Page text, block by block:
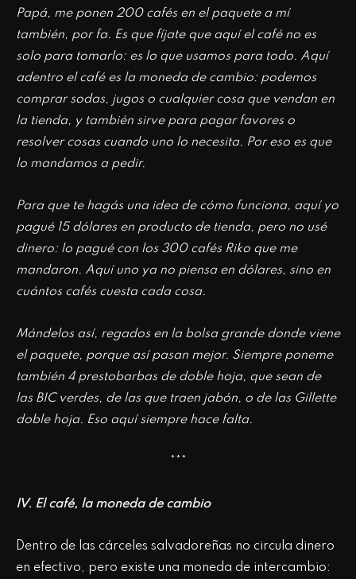
Papá, me ponen 200 cafés en el paquete a mí
también, por fa. Es que fíjate que aquí el café no es
solo para tomarlo: es lo que usamos para todo. Aquí
adentro el café es la moneda de cambio: podemos
comprar sodas, jugos o cualquier cosa que vendan en
la tienda, y también sirve para pagar favores o
resolver cosas cuando uno lo necesita. Por eso es que
lo mandamos a pedir.
Para que te hagás una idea de cómo funciona, aquí yo
pagué 15 dólares en producto de tienda, pero no usé
dinero: lo pagué con los 300 cafés Riko que me
mandaron. Aquí uno ya no piensa en dólares, sino en
cuántos cafés cuesta cada cosa.
Mándelos así, regados en la bolsa grande donde viene
el paquete, porque así pasan mejor. Siempre poneme
también 4 prestobarbas de doble hoja, que sean de
las BIC verdes, de las que traen jabón, o de las Gillette
doble hoja. Eso aquí siempre hace falta.
***
IV. El café, la moneda de cambio
Dentro de las cárceles salvadoreñas no circula dinero
en efectivo, pero existe una moneda de intercambio: